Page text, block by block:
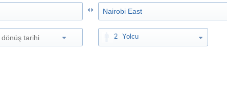
2 Yolcu